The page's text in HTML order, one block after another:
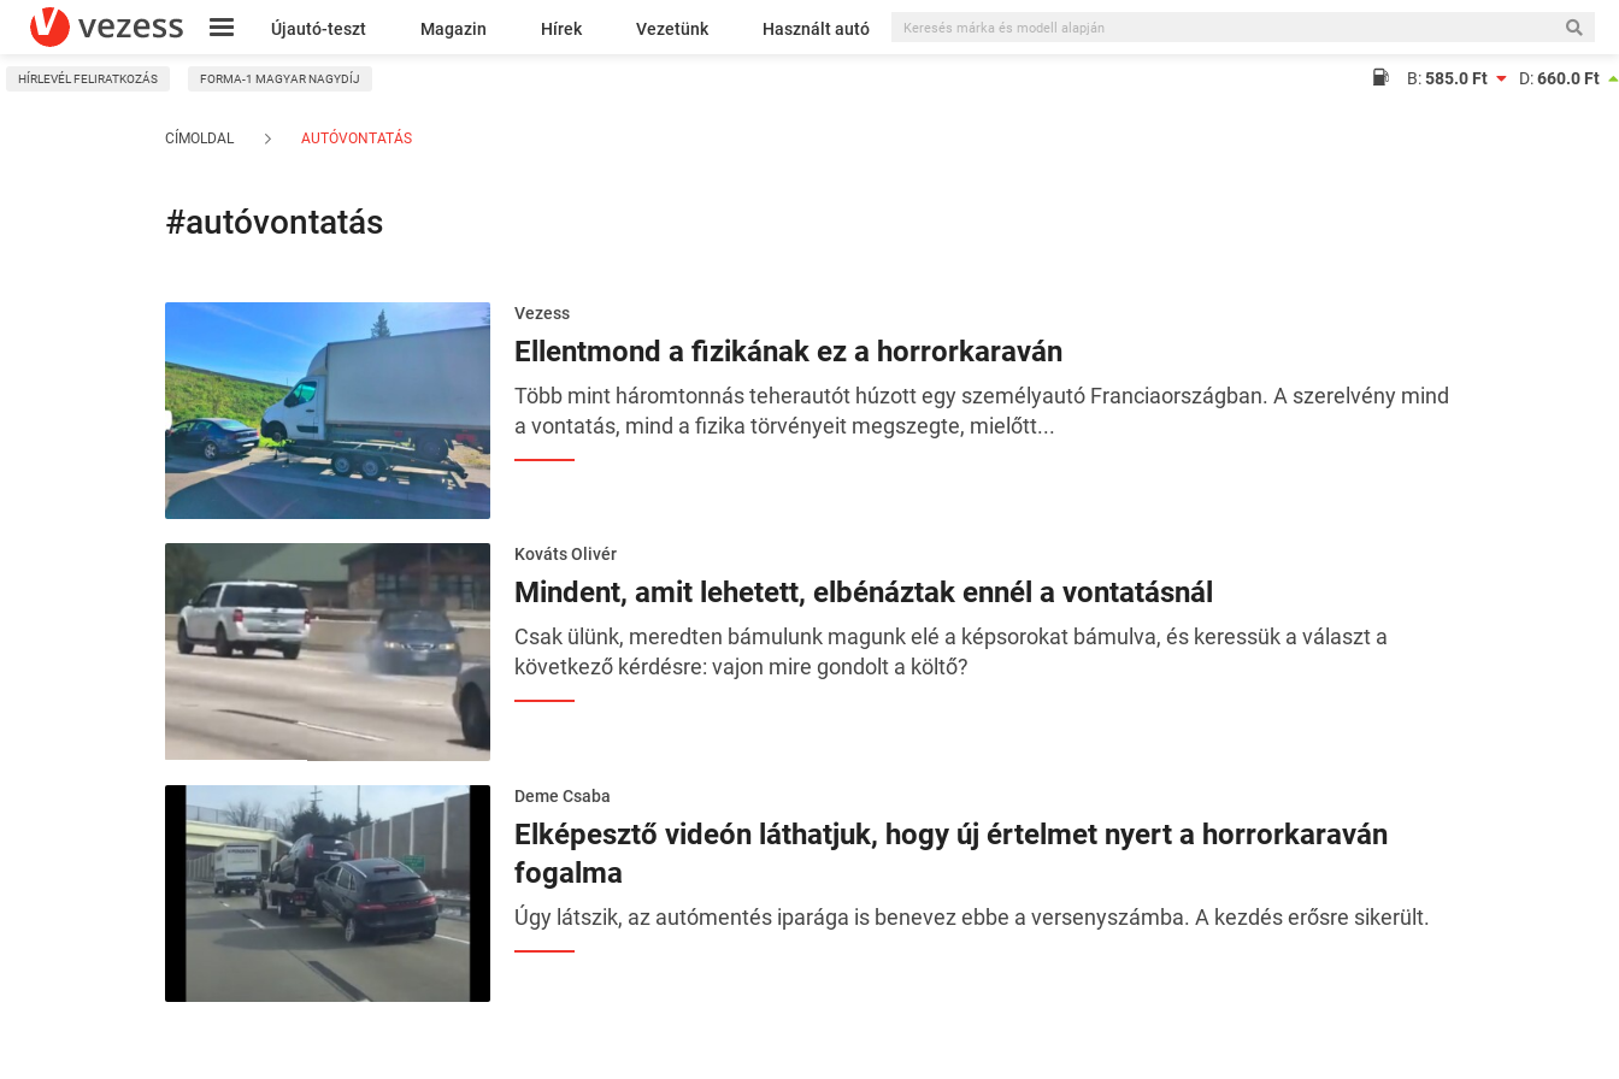
Újautó-teszt Magazin Hírek Vezetünk Használt autó
Kresz
HÍRLEVÉL FELIRATKOZÁS FORMA-1 MAGYAR NAGYDÍJ B:585.0 Ft D:660.0 Ft
CÍMOLDAL AUTÓVONTATÁS
#autóvontatás
Vezess
Ellentmond a fizikának ez a horrorkaraván
Több mint háromtonnás teherautót húzott egy személyautó Franciaországban. A szerelvény mind
a vontatás, mind a fizika törvényeit megszegte, mielőtt...
Kováts Olivér
Mindent, amit lehetett, elbénáztak ennél a vontatásnál
Csak ülünk, meredten bámulunk magunk elé a képsorokat bámulva, és keressük a választ a
következő kérdésre: vajon mire gondolt a költő?
Deme Csaba
Elképesztő videón láthatjuk, hogy új értelmet nyert a horrorkaraván
fogalma
Úgy látszik, az autómentés iparága is benevez ebbe a versenyszámba. A kezdés erősre sikerült.